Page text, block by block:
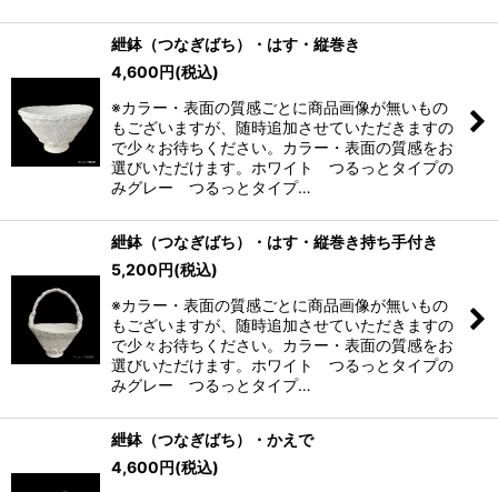
紲鉢（つなぎばち）・はす・縦巻き
4,600円(税込)
※カラー・表面の質感ごとに商品画像が無いもの
もございますが、随時追加させていただきますの
で少々お待ちください。カラー・表面の質感をお
選びいただけます。ホワイト つるっとタイプの
みグレー つるっとタイプ…
紲鉢（つなぎばち）・はす・縦巻き持ち手付き
5,200円(税込)
※カラー・表面の質感ごとに商品画像が無いもの
もございますが、随時追加させていただきますの
で少々お待ちください。カラー・表面の質感をお
選びいただけます。ホワイト つるっとタイプの
みグレー つるっとタイプ…
紲鉢（つなぎばち）・かえで
4,600円(税込)